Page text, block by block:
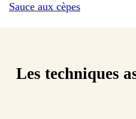
Sauce aux cèpes
Les techniques